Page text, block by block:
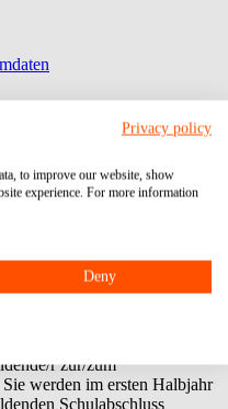
sind die
06104 / 95 28 7-10
expandierende
in Frankfurt und
vereinen wir die
und
r zur/zum
werden im ersten Halbjahr
Schulabschluss
Privacy policy
to improve our website, show
experience. For more information
Deny